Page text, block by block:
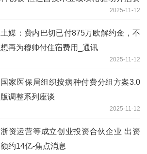
2025-11-12
土媒：费内巴切已付875万欧解约金，不
想再为穆帅付住宿费用_通讯
2025-11-12
国家医保局组织按病种付费分组方案3.0
版调整系列座谈
2025-11-12
浙资运营等成立创业投资合伙企业 出资
额约14亿-焦点消息